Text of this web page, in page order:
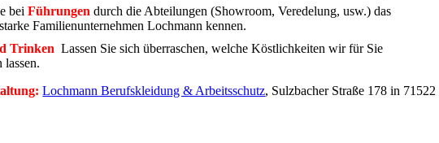
beiFührungen durch die Abteilungen (Showroom, Veredelung, usw.) das
Familienunternehmen Lochmann kennen.
Trinken Lassen Sie sich überraschen, welche Köstlichkeiten wir für Sie
lassen.
Lochmann Berufskleidung & Arbeitsschutz, Sulzbacher Straße 178 in 71522